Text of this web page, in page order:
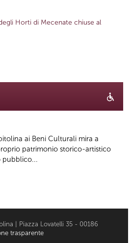
Horti di Mecenate chiuse al
ai Beni Culturali mira a
patrimonio storico-artistico
pubblico...
| Piazza Lovatelli 35 - 00186
trasparente